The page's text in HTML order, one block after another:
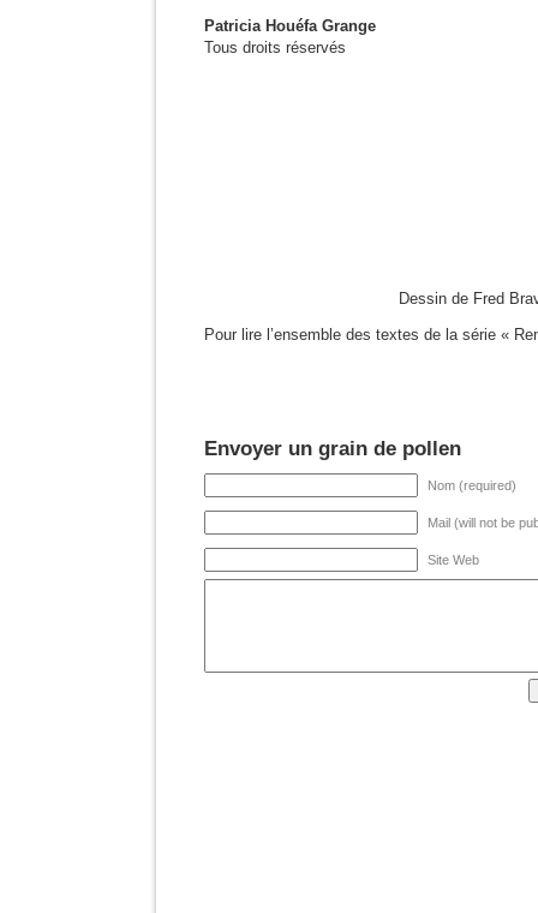
Patricia Houéfa Grange
Tous droits réservés
Dessin de Fred
Pour lire l’ensemble des textes de la série «
Envoyer un grain de pollen
Nom (required)
Mail (will not be
Site Web